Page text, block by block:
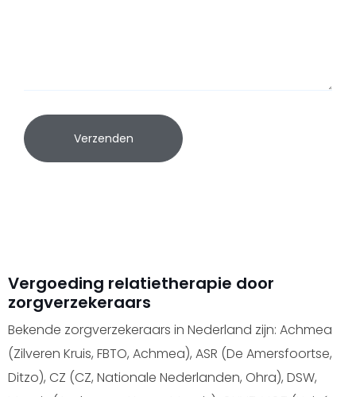
Verzenden
Vergoeding relatietherapie door
zorgverzekeraars
Bekende zorgverzekeraars in Nederland zijn: Achmea
(Zilveren Kruis, FBTO, Achmea), ASR (De Amersfoortse,
Ditzo), CZ (CZ, Nationale Nederlanden, Ohra), DSW,